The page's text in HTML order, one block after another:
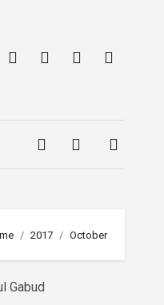
2017 October